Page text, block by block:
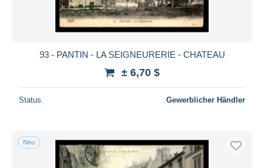
93 - PANTIN - LA SEIGNEURERIE - CHATEAU
± 6,70 $
Status Gewerblicher Händler
Neu